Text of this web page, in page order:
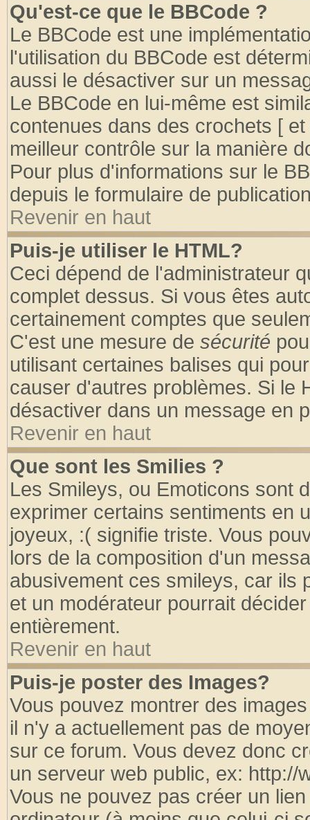
Qu'est-ce que le BBCode ?
Le BBCode est une
l'utilisation du BBCode est
aussi le désactiver sur un
Le BBCode en lui-même est
contenues dans des crochets [
meilleur contrôle sur la manière
Pour plus d'informations sur le
depuis le formulaire de
Revenir en haut
Puis-je utiliser le HTML?
Ceci dépend de l'administrateur
complet dessus. Si vous êtes
certainement comptes que
C'est une mesure de sécurité
utilisant certaines balises qui
causer d'autres problèmes. Si le
désactiver dans un message en
Revenir en haut
Que sont les Smilies ?
Les Smileys, ou Emoticons sont
exprimer certains sentiments en
joyeux, :( signifie triste. Vous
lors de la composition d'un
abusivement ces smileys, car ils
et un modérateur pourrait
entièrement.
Revenir en haut
Puis-je poster des Images?
Vous pouvez montrer des
il n'y a actuellement pas de
sur ce forum. Vous devez donc
un serveur web public, ex: http://
Vous ne pouvez pas créer un